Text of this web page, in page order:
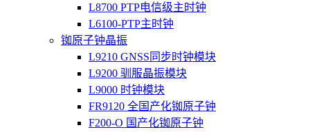
L8700 PTP电信级主时钟
L6100-PTP主时钟
铷原子钟晶振
L9210 GNSS同步时钟模块
L9200 驯服晶振模块
L9000 时钟模块
FR9120 全国产化铷原子钟
F200-O 国产化铷原子钟